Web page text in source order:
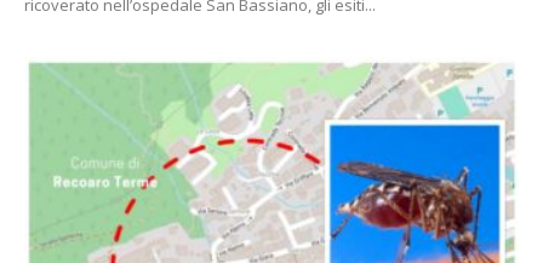
ricoverato nell’ospedale San Bassiano, gli esiti...